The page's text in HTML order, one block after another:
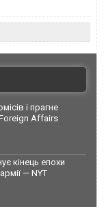
і прагне
Foreign Affairs
кінець епохи
— NYT